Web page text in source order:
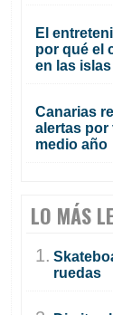
El
por qué el
en las islas
Canarias
alertas por
medio año
LO MÁS
1.
ruedas